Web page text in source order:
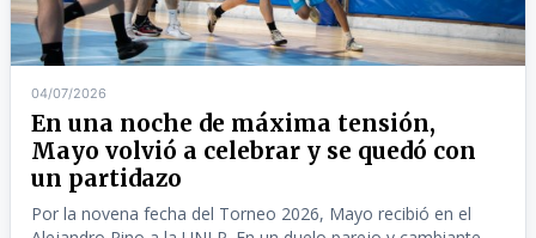
04/07/2026
En una noche de máxima tensión,
Mayo volvió a celebrar y se quedó con
un partidazo
Por la novena fecha del Torneo 2026, Mayo recibió en el